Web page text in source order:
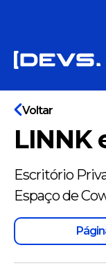
Voltar
LINNK
Escritório
Espaço de